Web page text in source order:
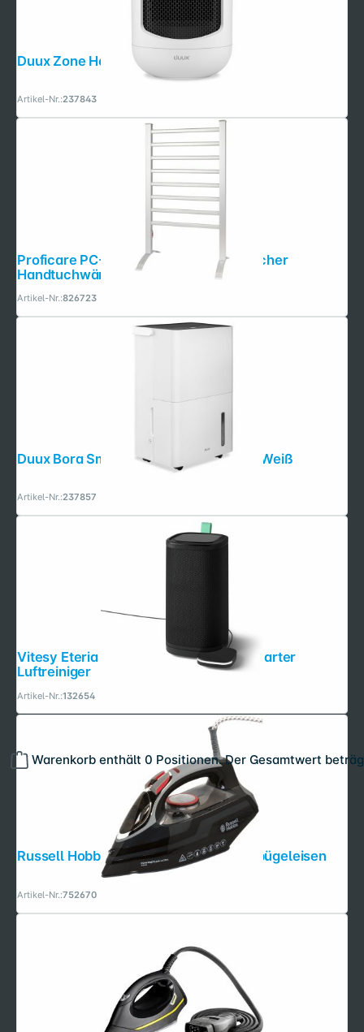
Warenkorb enthält 0 Positionen. Der Gesamtwert
Duux Zone Heater Heizlüfter Weiß
Artikel-Nr.:237843
Proficare PC-EHW 3115 silber elektrischer
Handtuchwärmer
Artikel-Nr.:826723
Duux Bora Smart Luftentfeuchter 30L Weiß
Artikel-Nr.:237857
Vitesy Eteria Starter Pack schwarz Smarter
Luftreiniger
Artikel-Nr.:132654
Russell Hobbs 20630-56 Ultra Dampfbügeleisen
Artikel-Nr.:752670